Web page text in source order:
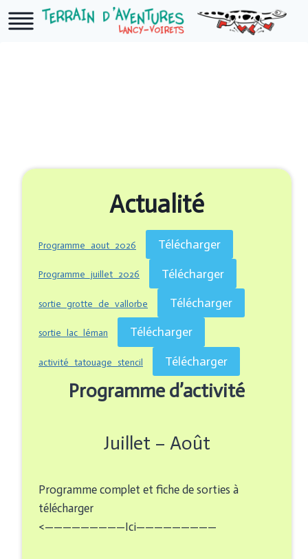
Aller
au
Actualité
Programme_aout_2026 Télécharger
Programme_juillet_2026 Télécharger
sortie_grotte_de_vallorbe Télécharger
sortie_lac_léman Télécharger
activité_tatouage_stencil Télécharger
Programme d’activité
Juillet – Août
Programme complet et fiche de sorties à
télécharger
<—————————Ici—————————